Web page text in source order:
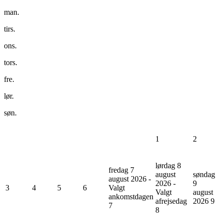
man.
tirs.
ons.
tors.
fre.
lør.
søn.
1 2
3 4 5 6
fredag 7
august 2026 -
Valgt
ankomstdagen
7
lørdag 8
august
2026 -
Valgt
afrejsedag
8
søndag
9
august
2026 9